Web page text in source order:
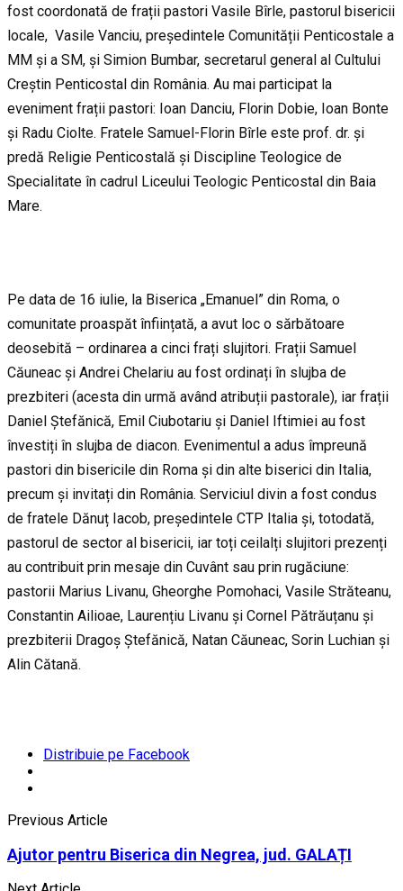
fost coordonată de frații pastori Vasile Bîrle, pastorul bisericii
locale, Vasile Vanciu, președintele Comunității Penticostale a
MM și a SM, și Simion Bumbar, secretarul general al Cultului
Creștin Penticostal din România. Au mai participat la
eveniment frații pastori: Ioan Danciu, Florin Dobie, Ioan Bonte
și Radu Ciolte. Fratele Samuel-Florin Bîrle este prof. dr. și
predă Religie Penticostală și Discipline Teologice de
Specialitate în cadrul Liceului Teologic Penticostal din Baia
Mare.
Pe data de 16 iulie, la Biserica „Emanuel” din Roma, o
comunitate proaspăt înființată, a avut loc o sărbătoare
deosebită – ordinarea a cinci frați slujitori. Frații Samuel
Căuneac și Andrei Chelariu au fost ordinați în slujba de
prezbiteri (acesta din urmă având atribuții pastorale), iar frații
Daniel Ștefănică, Emil Ciubotariu și Daniel Iftimiei au fost
învestiți în slujba de diacon. Evenimentul a adus împreună
pastori din bisericile din Roma și din alte biserici din Italia,
precum și invitați din România. Serviciul divin a fost condus
de fratele Dănuț Iacob, președintele CTP Italia și, totodată,
pastorul de sector al bisericii, iar toți ceilalți slujitori prezenți
au contribuit prin mesaje din Cuvânt sau prin rugăciune:
pastorii Marius Livanu, Gheorghe Pomohaci, Vasile Străteanu,
Constantin Ailioae, Laurențiu Livanu și Cornel Pătrăuțanu și
prezbiterii Dragoș Ștefănică, Natan Căuneac, Sorin Luchian și
Alin Cătană.
Distribuie pe Facebook
Previous Article
Ajutor pentru Biserica din Negrea, jud. GALAȚI